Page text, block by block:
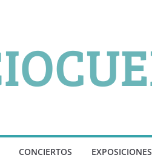
CONCIERTOS EXPOSICIONES